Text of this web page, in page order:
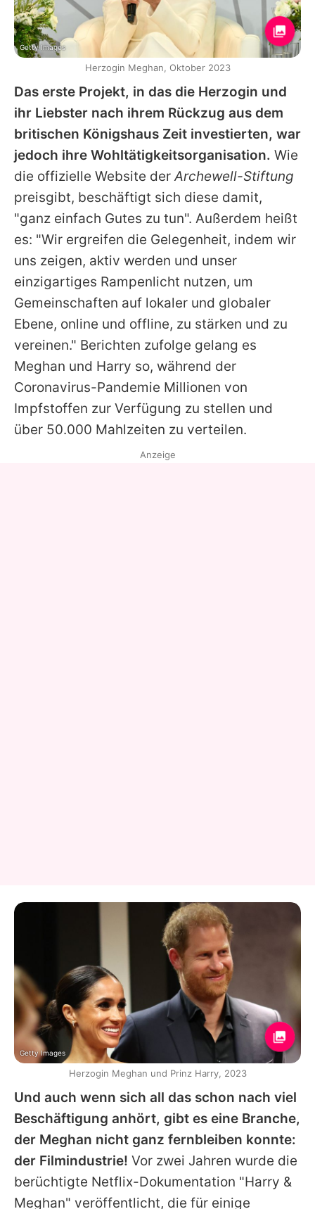
Das erste Projekt, in das die Herzogin und
ihr Liebster nach ihrem Rückzug aus dem
britischen Königshaus Zeit investierten, war
jedoch ihre Wohltätigkeitsorganisation. Wie
die offizielle Website derArchewell-Stiftung
preisgibt, beschäftigt sich diese damit,
"ganz einfach Gutes zu tun". Außerdem heißt
es: "Wir ergreifen die Gelegenheit, indem wir
uns zeigen, aktiv werden und unser
einzigartiges Rampenlicht nutzen, um
Gemeinschaften auf lokaler und globaler
Ebene, online und offline, zu stärken und zu
vereinen." Berichten zufolge gelang es
Meghan und Harry so, während der
Coronavirus-Pandemie Millionen von
Impfstoffen zur Verfügung zu stellen und
über 50.000 Mahlzeiten zu verteilen.
Und auch wenn sich all das schon nach viel
Beschäftigung anhört, gibt es eine Branche,
der Meghan nicht ganz fernbleiben konnte:
der Filmindustrie! Vor zwei Jahren wurde die
berüchtigte Netflix-Dokumentation "Harry &
Meghan" veröffentlicht, die für einige
Getty Images
Herzogin Meghan, Oktober 2023
Anzeige
Getty Images
Herzogin Meghan und Prinz Harry, 2023